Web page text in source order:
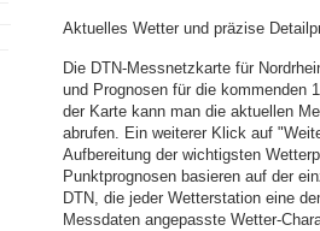
Aktuelles Wetter und präzise
Die DTN-Messnetzkarte für
und Prognosen für die kommenden
der Karte kann man die aktuellen
abrufen. Ein weiterer Klick auf
Aufbereitung der wichtigsten
Punktprognosen basieren auf der
DTN, die jeder Wetterstation eine
Messdaten angepasste Wetter-